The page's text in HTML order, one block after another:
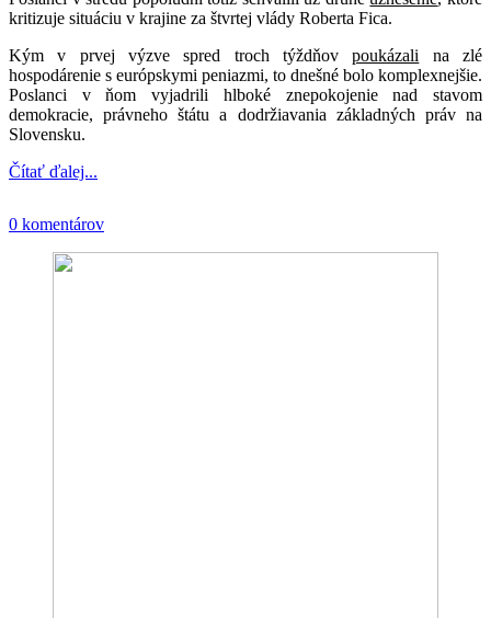
kritizuje situáciu v krajine za štvrtej vlády Roberta Fica.
Kým v prvej výzve spred troch týždňovpoukázali na zlé
hospodárenie s európskymi peniazmi, to dnešné bolo komplexnejšie.
Poslanci v ňom vyjadrili hlboké znepokojenie nad stavom
demokracie, právneho štátu a dodržiavania základných práv na
Slovensku.
Čítať ďalej...
0 komentárov